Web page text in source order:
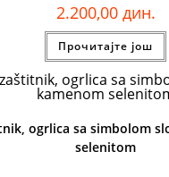
2.200,00 дин.
Прочитајте још
ogrlica sa simbolom
selenitom